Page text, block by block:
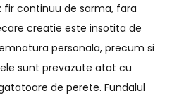
continuu de sarma, fara
creatie este insotita de
personala, precum si
sunt prevazute atat cu
de perete. Fundalul